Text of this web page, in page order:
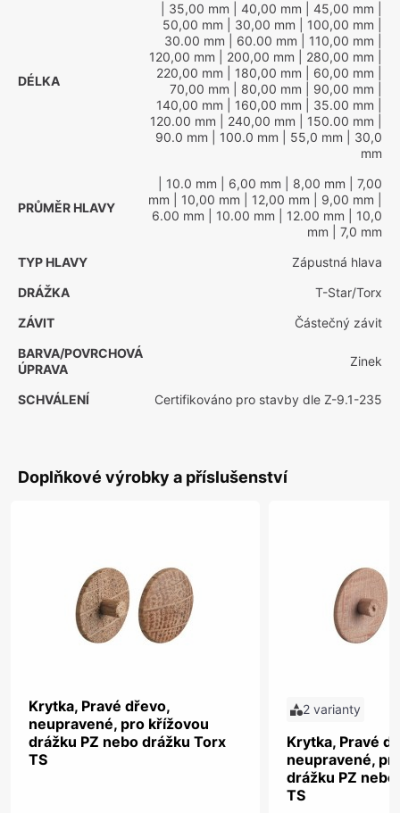
DÉLKA
| 35,00 mm | 40,00 mm | 45,00 mm
50,00 mm | 30,00 mm | 100,00 mm
30.00 mm | 60.00 mm | 110,00 mm
120,00 mm | 200,00 mm | 280,00 mm
220,00 mm | 180,00 mm | 60,00 mm
70,00 mm | 80,00 mm | 90,00 mm
140,00 mm | 160,00 mm | 35.00 mm
120.00 mm | 240,00 mm | 150.00 mm
90.0 mm | 100.0 mm | 55,0 mm | 30,0
mm
PRŮMĚR HLAVY
| 10.0 mm | 6,00 mm | 8,00 mm | 7,00
mm | 10,00 mm | 12,00 mm | 9,00 mm
6.00 mm | 10.00 mm | 12.00 mm | 10,0
mm | 7,0 mm
TYP HLAVY
Zápustná hlava
DRÁŽKA
T-Star/Torx
ZÁVIT
Částečný závit
BARVA/POVRCHOVÁ
ÚPRAVA
Zinek
SCHVÁLENÍ Certifikováno pro stavby dle Z-9.1-235
Doplňkové výrobky a příslušenství
Krytka, Pravé dřevo,
neupravené, pro křížovou
drážku PZ nebo drážku Torx
TS
2 varianty
Krytka, Pravé
neupravené,
drážku PZ
TS